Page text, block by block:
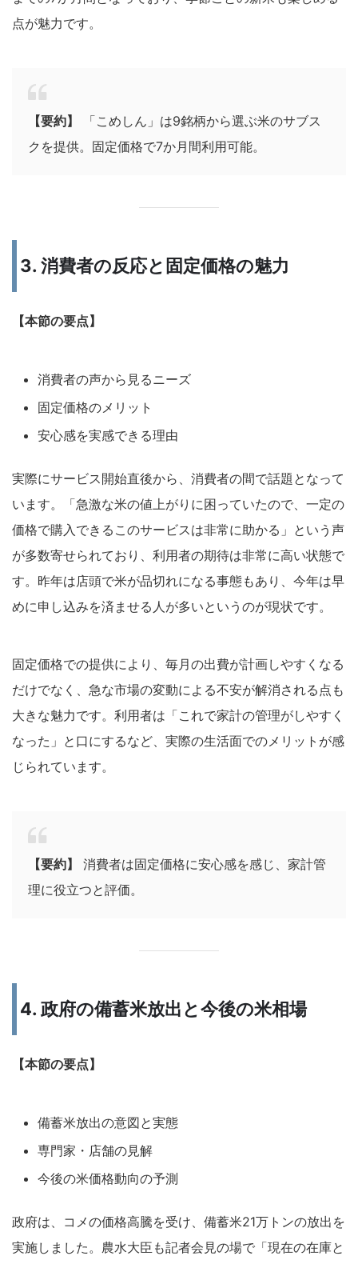
点が魅力です。
【要約】
「こめしん」は9銘柄から選ぶ米のサブス
クを提供。固定価格で7か月間利用可能。
3. 消費者の反応と固定価格の魅力
【本節の要点】
消費者の声から見るニーズ
固定価格のメリット
安心感を実感できる理由
実際にサービス開始直後から、消費者の間で話題となって
います。「急激な米の値上がりに困っていたので、一定の
価格で購入できるこのサービスは非常に助かる」という声
が多数寄せられており、利用者の期待は非常に高い状態で
す。昨年は店頭で米が品切れになる事態もあり、今年は早
めに申し込みを済ませる人が多いというのが現状です。
固定価格での提供により、毎月の出費が計画しやすくなる
だけでなく、急な市場の変動による不安が解消される点も
大きな魅力です。利用者は「これで家計の管理がしやすく
なった」と口にするなど、実際の生活面でのメリットが感
じられています。
【要約】
消費者は固定価格に安心感を感じ、家計管
理に役立つと評価。
4. 政府の備蓄米放出と今後の米相場
【本節の要点】
備蓄米放出の意図と実態
専門家・店舗の見解
今後の米価格動向の予測
政府は、コメの価格高騰を受け、備蓄米21万トンの放出を
実施しました。農水大臣も記者会見の場で「現在の在庫と